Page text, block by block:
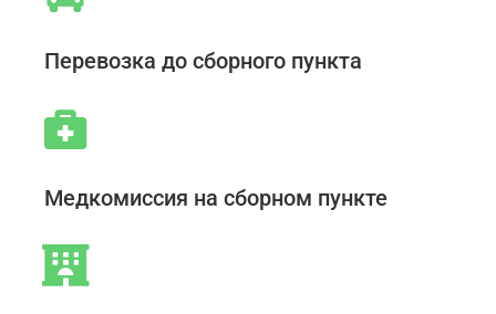
Перевозка до сборного пункта
Медкомиссия на сборном пункте